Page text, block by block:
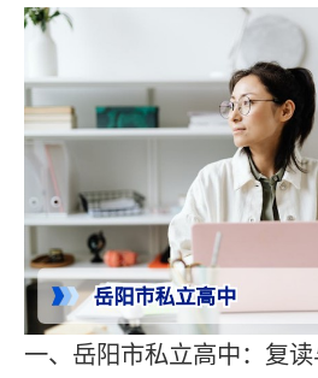
一、岳阳市私立高中：复